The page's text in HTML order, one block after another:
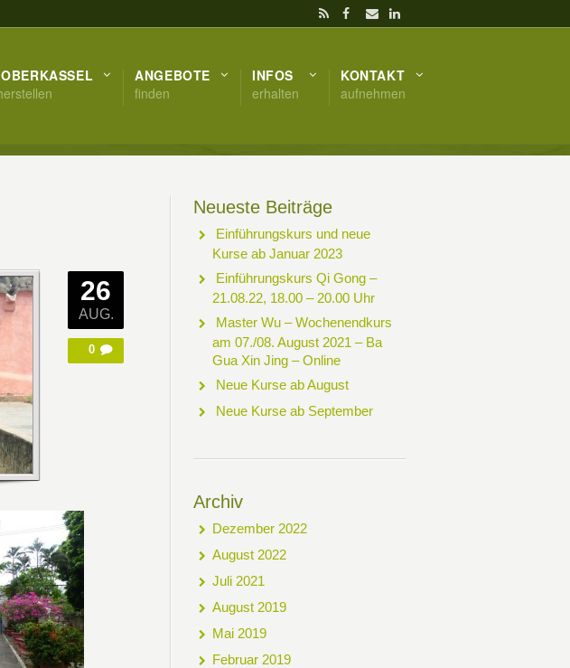
ANGEBOTE
finden
INFOS
erhalten
KONTAKT
aufnehmen
26
AUG.
0
Neueste Beiträge
Einführungskurs und neue
Kurse ab Januar 2023
Einführungskurs Qi Gong –
21.08.22, 18.00 – 20.00 Uhr
Master Wu – Wochenendkurs
am 07./08. August 2021 – Ba
Gua Xin Jing – Online
Neue Kurse ab August
Neue Kurse ab September
Archiv
Dezember 2022
August 2022
Juli 2021
August 2019
Mai 2019
Februar 2019